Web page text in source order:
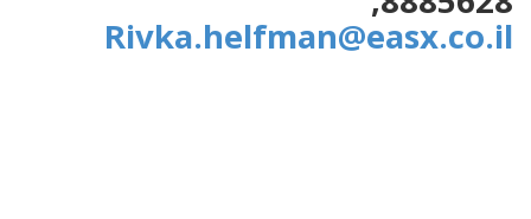
Rivka.helfman@easx.co.il